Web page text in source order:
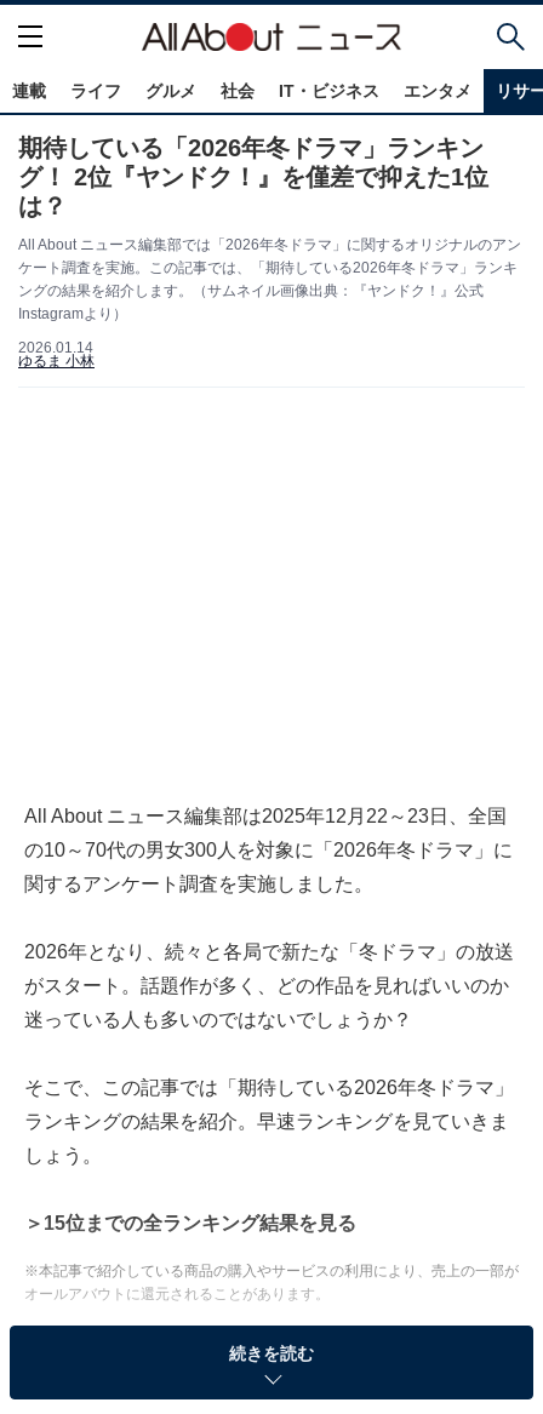
連載 ライフ グルメ 社会 IT・ビジネス エンタメ リサ
期待している「2026年冬ドラマ」ランキン
グ！ 2位『ヤンドク！』を僅差で抑えた1位
は？
All About ニュース編集部では「2026年冬ドラマ」に関するオリジナルのアン
ケート調査を実施。この記事では、「期待している2026年冬ドラマ」ランキ
ングの結果を紹介します。（サムネイル画像出典：『ヤンドク！』公式
Instagramより）
2026.01.14
ゆるま 小林
All About ニュース編集部は2025年12月22～23日、全国
の10～70代の男女300人を対象に「2026年冬ドラマ」に
関するアンケート調査を実施しました。
2026年となり、続々と各局で新たな「冬ドラマ」の放送
がスタート。話題作が多く、どの作品を見ればいいのか
迷っている人も多いのではないでしょうか？
そこで、この記事では「期待している2026年冬ドラマ」
ランキングの結果を紹介。早速ランキングを見ていきま
しょう。
＞15位までの全ランキング結果を見る
※本記事で紹介している商品の購入やサービスの利用により、売上の一部が
オールアバウトに還元されることがあります。
2位：『ヤンドク！』（フジテレビ系）／46票
続きを読む